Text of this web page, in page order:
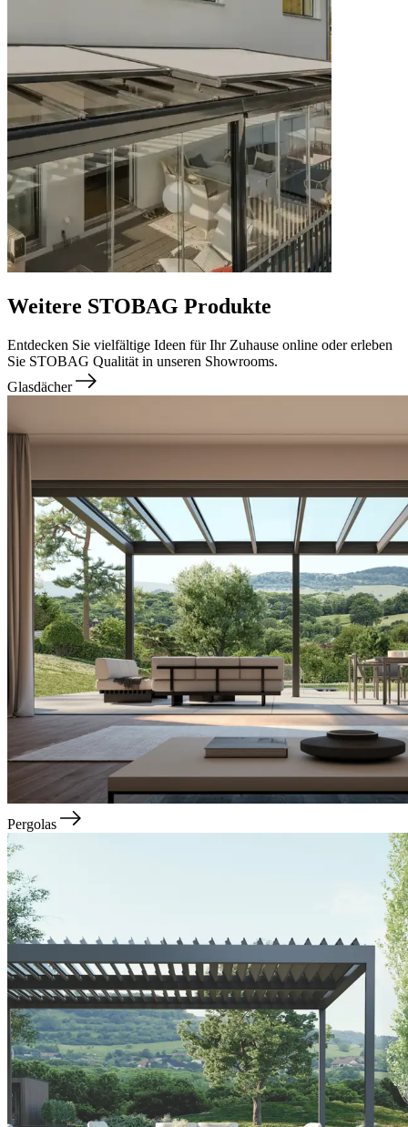
Weitere STOBAG Produkte
Entdecken Sie vielfältige Ideen für Ihr Zuhause online oder erleben
Sie STOBAG Qualität in unseren Showrooms.
Glasdächer
Pergolas